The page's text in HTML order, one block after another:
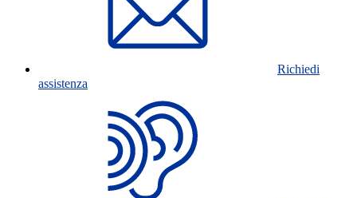
Richiedi
assistenza